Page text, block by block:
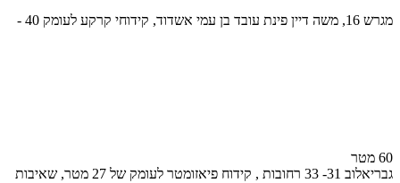
מגרש 16, משה דיין פינת עובד בן עמי אשדוד, קידוחי קרקע לעומק 40 -
60 מטר
גבריאלוב 31- 33 רחובות , קידוח פיאזומטר לעומק של 27 מטר, שאיבות